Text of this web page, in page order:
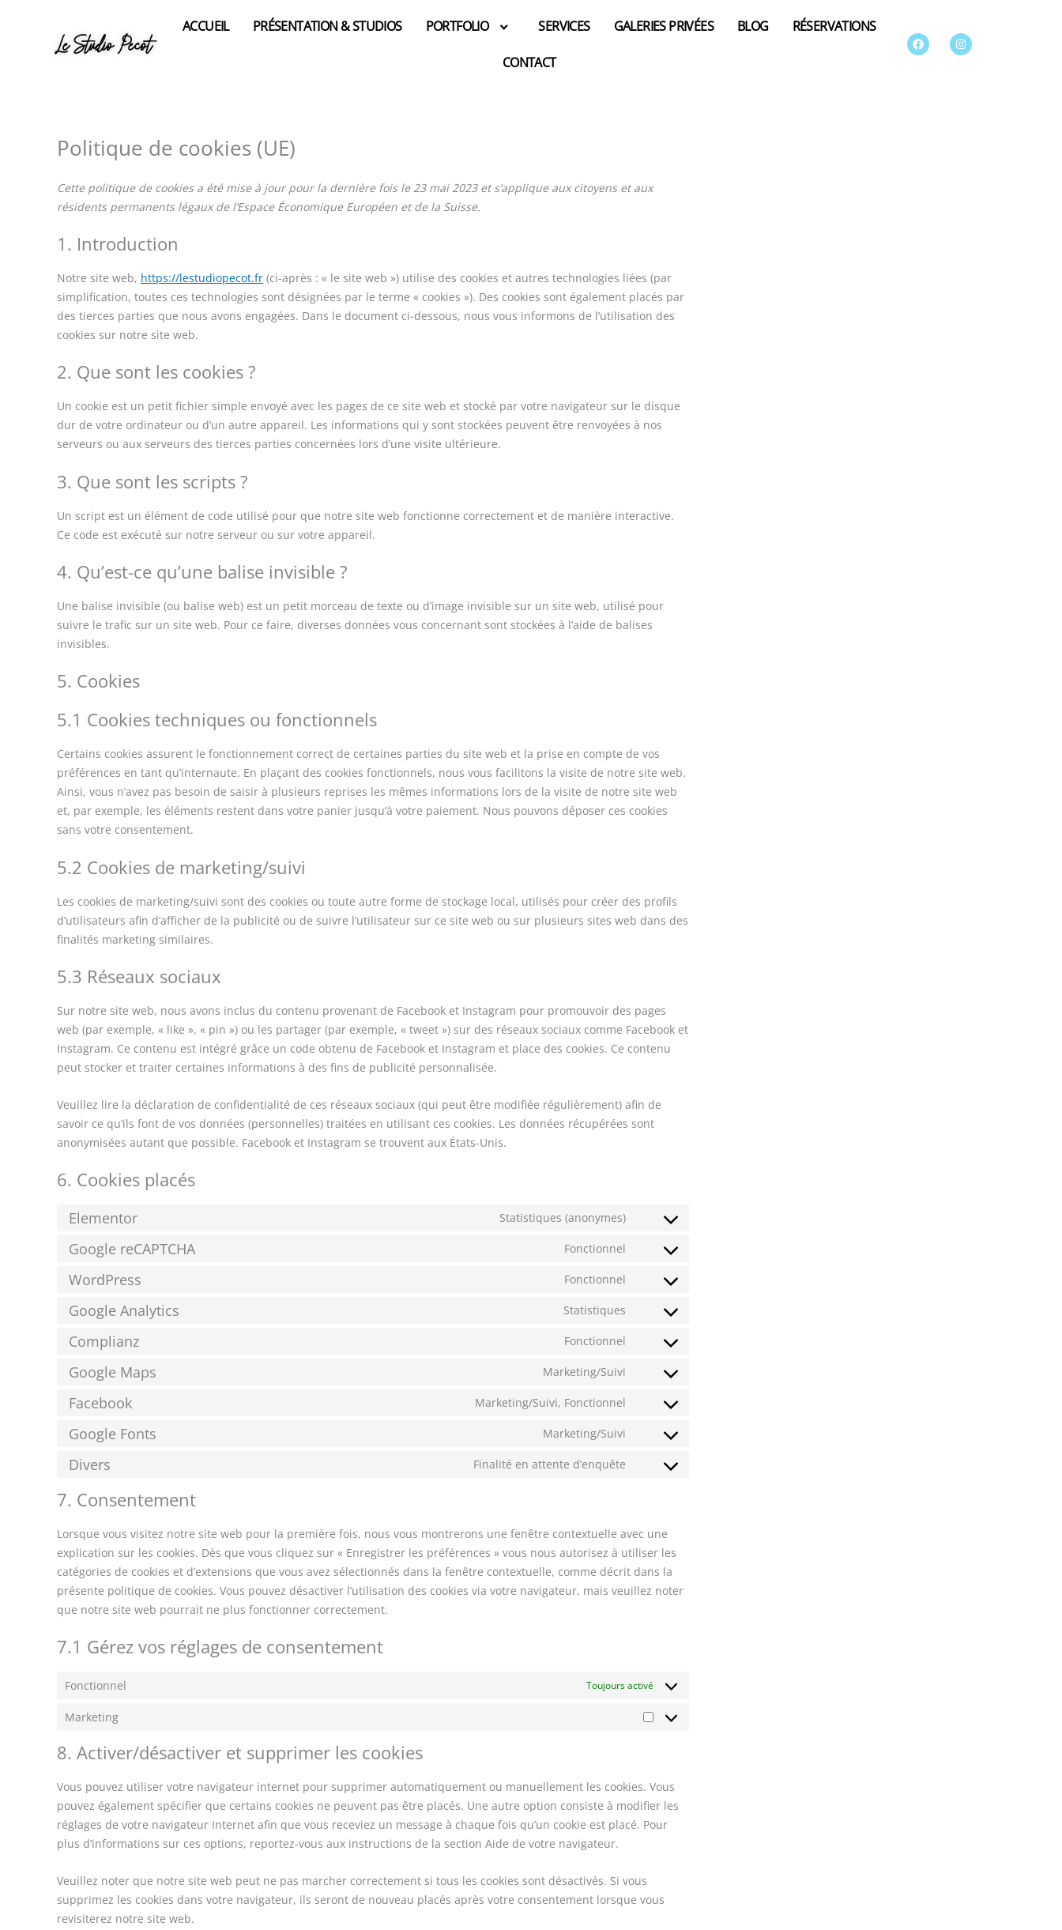
Le Studio Pecot
ACCUEIL PRÉSENTATION & STUDIOS PORTFOLIO SERVICES GALERIES PRIVÉES BLOG RÉSERVATIONS
CONTACT
FacebookInstagram
Politique de cookies (UE)
Cette politique de cookies a été mise à jour pour la dernière fois le 23 mai 2023 et s’applique aux citoyens et aux
résidents permanents légaux de l’Espace Économique Européen et de la Suisse.
1. Introduction
Notre site web, https://lestudiopecot.fr (ci-après : « le site web ») utilise des cookies et autres technologies liées (par
simplification, toutes ces technologies sont désignées par le terme « cookies »). Des cookies sont également placés par
des tierces parties que nous avons engagées. Dans le document ci-dessous, nous vous informons de l’utilisation des
cookies sur notre site web.
2. Que sont les cookies ?
Un cookie est un petit fichier simple envoyé avec les pages de ce site web et stocké par votre navigateur sur le disque
dur de votre ordinateur ou d’un autre appareil. Les informations qui y sont stockées peuvent être renvoyées à nos
serveurs ou aux serveurs des tierces parties concernées lors d’une visite ultérieure.
3. Que sont les scripts ?
Un script est un élément de code utilisé pour que notre site web fonctionne correctement et de manière interactive.
Ce code est exécuté sur notre serveur ou sur votre appareil.
4. Qu’est-ce qu’une balise invisible ?
Une balise invisible (ou balise web) est un petit morceau de texte ou d’image invisible sur un site web, utilisé pour
suivre le trafic sur un site web. Pour ce faire, diverses données vous concernant sont stockées à l’aide de balises
invisibles.
5. Cookies
5.1 Cookies techniques ou fonctionnels
Certains cookies assurent le fonctionnement correct de certaines parties du site web et la prise en compte de vos
préférences en tant qu’internaute. En plaçant des cookies fonctionnels, nous vous facilitons la visite de notre site web.
Ainsi, vous n’avez pas besoin de saisir à plusieurs reprises les mêmes informations lors de la visite de notre site web
et, par exemple, les éléments restent dans votre panier jusqu’à votre paiement. Nous pouvons déposer ces cookies
sans votre consentement.
5.2 Cookies de marketing/suivi
Les cookies de marketing/suivi sont des cookies ou toute autre forme de stockage local, utilisés pour créer des profils
d’utilisateurs afin d’afficher de la publicité ou de suivre l’utilisateur sur ce site web ou sur plusieurs sites web dans des
finalités marketing similaires.
5.3 Réseaux sociaux
Sur notre site web, nous avons inclus du contenu provenant de Facebook et Instagram pour promouvoir des pages
web (par exemple, « like », « pin ») ou les partager (par exemple, « tweet ») sur des réseaux sociaux comme Facebook et
Instagram. Ce contenu est intégré grâce un code obtenu de Facebook et Instagram et place des cookies. Ce contenu
peut stocker et traiter certaines informations à des fins de publicité personnalisée.
Veuillez lire la déclaration de confidentialité de ces réseaux sociaux (qui peut être modifiée régulièrement) afin de
savoir ce qu’ils font de vos données (personnelles) traitées en utilisant ces cookies. Les données récupérées sont
anonymisées autant que possible. Facebook et Instagram se trouvent aux États-Unis.
6. Cookies placés
Elementor Statistiques (anonymes)
to
Google reCAPTCHA Fonctionnel
to
WordPress Fonctionnel
to
Google Analytics Statistiques
to
Complianz Fonctionnel
to
Google Maps Marketing/Suivi
to
Facebook Marketing/Suivi, Fonctionnel
to
Google Fonts Marketing/Suivi
to
Divers Finalité en attente d’enquête
to
7. Consentement
Lorsque vous visitez notre site web pour la première fois, nous vous montrerons une fenêtre contextuelle avec une
explication sur les cookies. Dès que vous cliquez sur « Enregistrer les préférences » vous nous autorisez à utiliser les
catégories de cookies et d’extensions que vous avez sélectionnés dans la fenêtre contextuelle, comme décrit dans la
présente politique de cookies. Vous pouvez désactiver l’utilisation des cookies via votre navigateur, mais veuillez noter
que notre site web pourrait ne plus fonctionner correctement.
7.1 Gérez vos réglages de consentement
Fonctionnel Toujours activé
Marketing
8. Activer/désactiver et supprimer les cookies
Vous pouvez utiliser votre navigateur internet pour supprimer automatiquement ou manuellement les cookies. Vous
pouvez également spécifier que certains cookies ne peuvent pas être placés. Une autre option consiste à modifier les
réglages de votre navigateur Internet afin que vous receviez un message à chaque fois qu’un cookie est placé. Pour
plus d’informations sur ces options, reportez-vous aux instructions de la section Aide de votre navigateur.
Veuillez noter que notre site web peut ne pas marcher correctement si tous les cookies sont désactivés. Si vous
supprimez les cookies dans votre navigateur, ils seront de nouveau placés après votre consentement lorsque vous
revisiterez notre site web.